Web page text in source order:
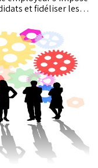
et fidéliser les
des
leur E-